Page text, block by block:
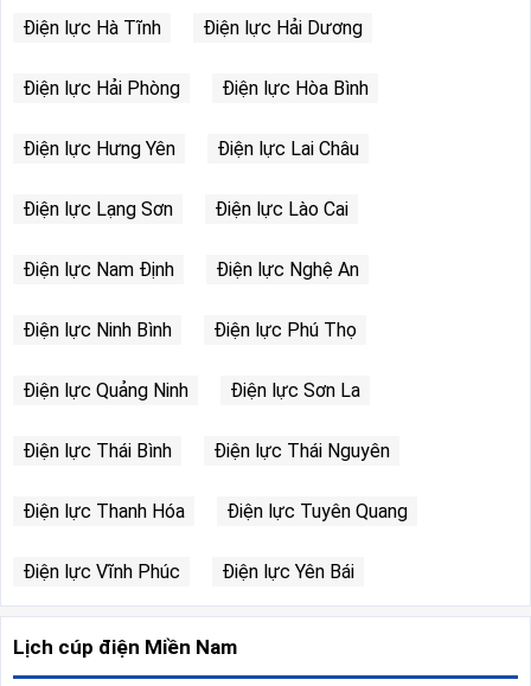
Điện lực Hà Tĩnh Điện lực Hải Dương
Điện lực Hải Phòng Điện lực Hòa Bình
Điện lực Hưng Yên Điện lực Lai Châu
Điện lực Lạng Sơn Điện lực Lào Cai
Điện lực Nam Định Điện lực Nghệ An
Điện lực Ninh Bình Điện lực Phú Thọ
Điện lực Quảng Ninh Điện lực Sơn La
Điện lực Thái Bình Điện lực Thái Nguyên
Điện lực Thanh Hóa Điện lực Tuyên Quang
Điện lực Vĩnh Phúc Điện lực Yên Bái
Lịch cúp điện Miền Nam